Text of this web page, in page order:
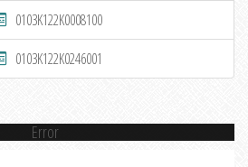
0103K122K0008100
0103K122K0246001
Error